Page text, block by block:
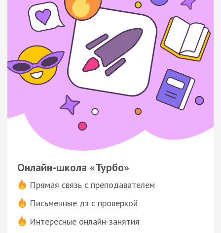
Онлайн-школа «Турбо»
Прямая связь с преподавателем
Письменные дз с проверкой
Интересные онлайн-занятия